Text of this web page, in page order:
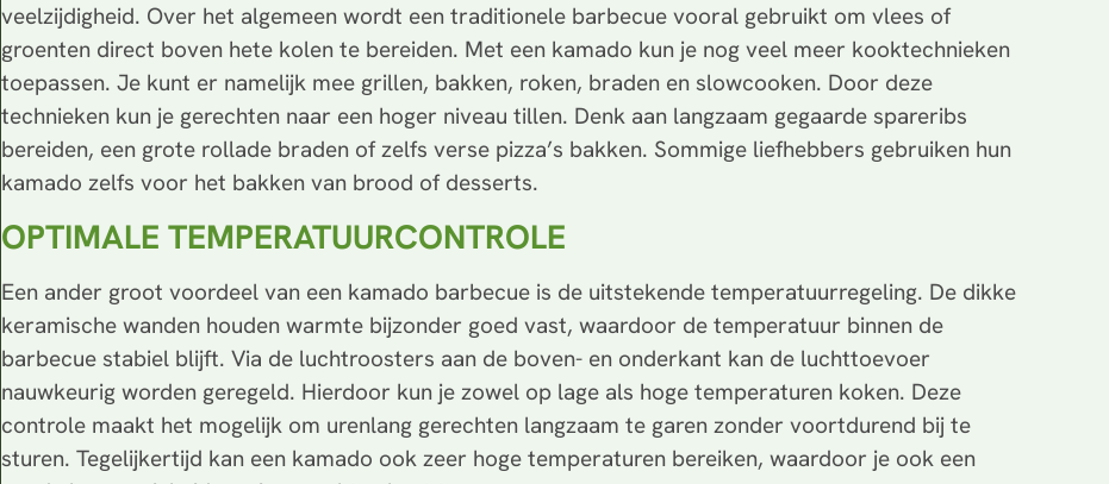
veelzijdigheid. Over het algemeen wordt een traditionele barbecue vooral gebruikt om vlees of
groenten direct boven hete kolen te bereiden. Met een kamado kun je nog veel meer kooktechnieken
toepassen. Je kunt er namelijk mee grillen, bakken, roken, braden en slowcooken. Door deze
technieken kun je gerechten naar een hoger niveau tillen. Denk aan langzaam gegaarde spareribs
bereiden, een grote rollade braden of zelfs verse pizza’s bakken. Sommige liefhebbers gebruiken hun
kamado zelfs voor het bakken van brood of desserts.
OPTIMALE TEMPERATUURCONTROLE
Een ander groot voordeel van een kamado barbecue is de uitstekende temperatuurregeling. De dikke
keramische wanden houden warmte bijzonder goed vast, waardoor de temperatuur binnen de
barbecue stabiel blijft. Via de luchtroosters aan de boven- en onderkant kan de luchttoevoer
nauwkeurig worden geregeld. Hierdoor kun je zowel op lage als hoge temperaturen koken. Deze
controle maakt het mogelijk om urenlang gerechten langzaam te garen zonder voortdurend bij te
sturen. Tegelijkertijd kan een kamado ook zeer hoge temperaturen bereiken, waardoor je ook een